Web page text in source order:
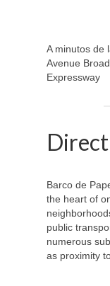
A minutos de
Avenue
Expressway
Barco de
the heart of
public
numerous
as proximity